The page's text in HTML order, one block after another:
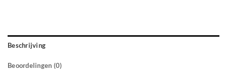
Beschrijving
Beoordelingen (0)